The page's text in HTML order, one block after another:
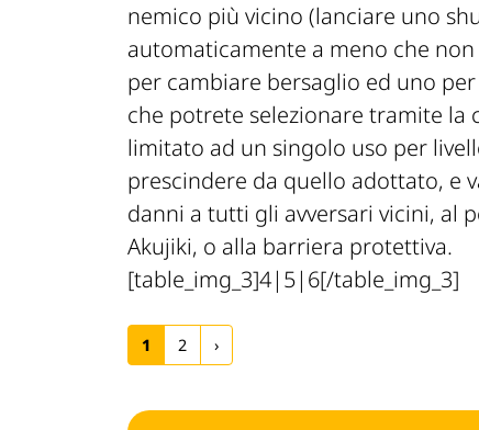
nemico più vicino (lanciare uno
automaticamente a meno che
per cambiare bersaglio ed uno
che potrete selezionare tramite la
limitato ad un singolo uso per
prescindere da quello adottato, e
danni a tutti gli avversari vicini, al
Akujiki, o alla barriera protettiva.
[table_img_3]4|5|6[/table_img_3]
1 2 ›